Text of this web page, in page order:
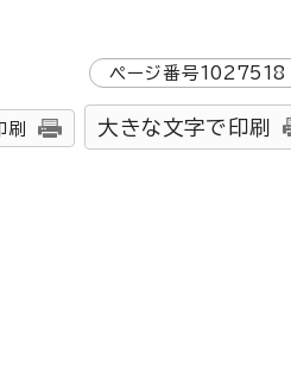
ページ番号1027518
刷 大きな文字で印刷